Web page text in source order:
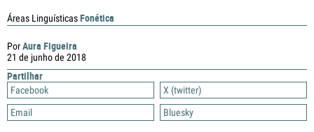
PorAura Figueira
21 de junho de 2018
Partilhar
Facebook
X (twitter)
Email
Bluesky
Áreas LinguísticasFonética